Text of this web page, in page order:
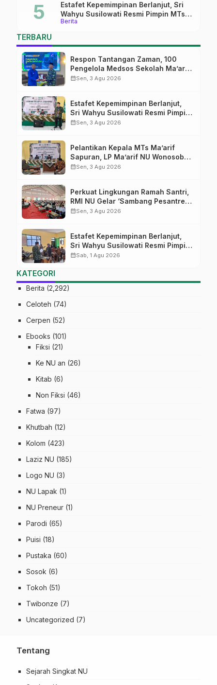
Berita
Estafet Kepemimpinan Berlanjut, Sri
Wahyu Susilowati Resmi Pimpin MTs
Ma’arif Sapuran
TERBARU
Respon Tantangan Zaman, 100
Pengelola Medsos Sekolah Ma’arif
Pekalongan Ikuti Pelatihan Literasi
calendar_monthSen, 3 Agu 2026
Estafet Kepemimpinan Berlanjut,
Sri Wahyu Susilowati Resmi Pimpin
MTs Ma’arif Sapuran
calendar_monthSen, 3 Agu 2026
Pelantikan Kepala MTs Ma’arif
Sapuran, LP Ma’arif NU Wonosobo
Tekankan Lima Amanah
calendar_monthSen, 3 Agu 2026
Perkuat Lingkungan Ramah Santri,
RMI NU Gelar ‘Sambang Pesantren’
di Pati
calendar_monthSen, 3 Agu 2026
Estafet Kepemimpinan Berlanjut,
Sri Wahyu Susilowati Resmi Pimpin
MTs Ma’arif Sapuran
calendar_monthSab, 1 Agu 2026
KATEGORI
Berita (2,292)
Celoteh (74)
Cerpen (52)
Ebooks (101)
Fiksi (21)
Ke NU an (26)
Kitab (6)
Non Fiksi (46)
Fatwa (97)
Khutbah (12)
Kolom (423)
Laziz NU (185)
Logo NU (3)
NU Lapak (1)
NU Preneur (1)
Parodi (65)
Puisi (18)
Pustaka (60)
Sosok (6)
Tokoh (51)
Twibonze (7)
Uncategorized (7)
Tentang
Sejarah Singkat NU